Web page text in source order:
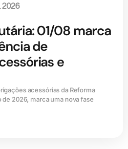
2026
01/08 marca
de
e
acessórias da Reforma
de 2026, marca uma nova fase